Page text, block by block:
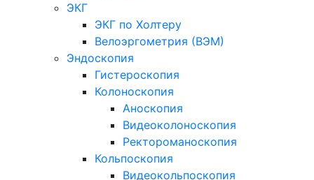
ЭКГ
ЭКГ по Холтеру
Велоэргометрия (ВЭМ)
Эндоскопия
Гистероскопия
Колоноскопия
Аноскопия
Видеоколоноскопия
Ректороманоскопия
Кольпоскопия
Видеокольпоскопия